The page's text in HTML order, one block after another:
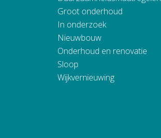
Groot onderhoud
In onderzoek
Nieuwbouw
Onderhoud en renovatie
Sloop
Wijkvernieuwing